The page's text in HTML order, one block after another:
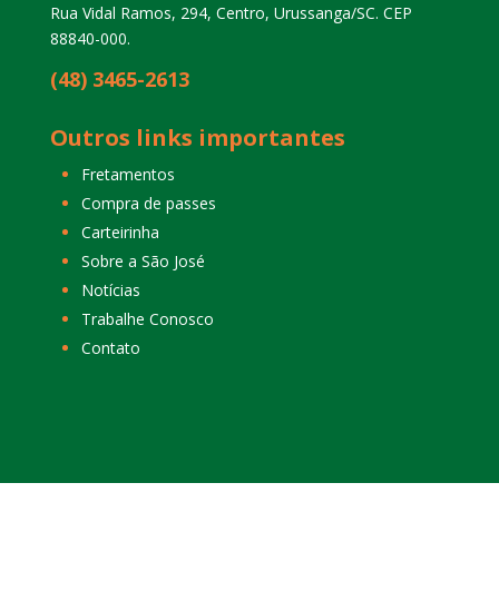
Rua Vidal Ramos, 294, Centro, Urussanga/SC. CEP
88840-000.
(48) 3465-2613
Outros links importantes
Fretamentos
Compra de passes
Carteirinha
Sobre a São José
Notícias
Trabalhe Conosco
Contato